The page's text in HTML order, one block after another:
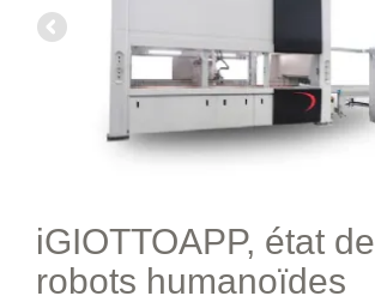
iGIOTTOAPP, état de
robots humanoïdes